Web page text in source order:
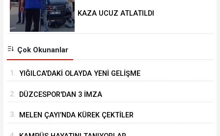
KAZA UCUZ ATLATILDI
Çok Okunanlar
1. YIĞILCA'DAKİ OLAYDA YENİ GELİŞME
2. DÜZCESPOR'DAN 3 İMZA
3. MELEN ÇAYI’NDA KÜREK ÇEKTİLER